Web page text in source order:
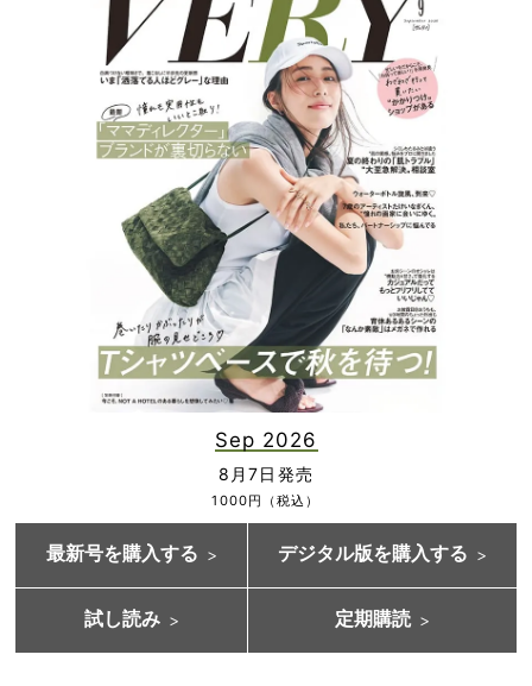
Sep 2026
8月7日発売
1000円（税込）
最新号を購入する デジタル版を購入する
試し読み 定期購読